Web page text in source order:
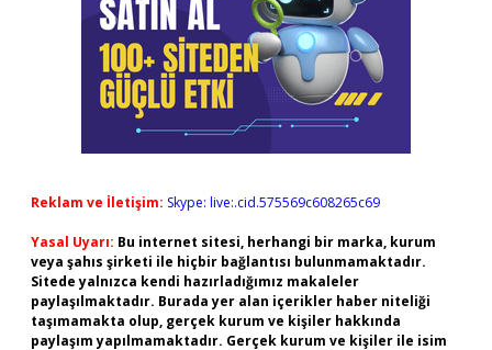
Reklam ve İletişim: Skype: live:.cid.575569c608265c69
Yasal Uyarı: Bu internet sitesi, herhangi bir marka, kurum
veya şahıs şirketi ile hiçbir bağlantısı bulunmamaktadır.
Sitede yalnızca kendi hazırladığımız makaleler
paylaşılmaktadır. Burada yer alan içerikler haber niteliği
taşımamakta olup, gerçek kurum ve kişiler hakkında
paylaşım yapılmamaktadır. Gerçek kurum ve kişiler ile isim